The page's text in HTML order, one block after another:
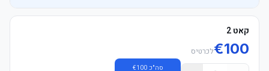
קאט 2
€100 לכרטיס
סה"כ €100